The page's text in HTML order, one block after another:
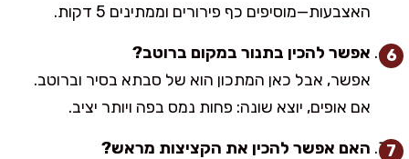
האצבעות—מוסיפים כף פירורים וממתינים 5 דקות.
אפשר להכין בתנור במקום ברוטב?
אפשר, אבל כאן המתכון הוא של סבתא בסיר וברוטב.
אם אופים, יוצא שונה: פחות נמס בפה ויותר יציב.
האם אפשר להכין את הקציצות מראש?